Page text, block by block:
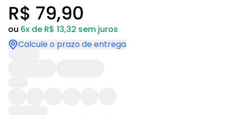
R$ 79,90
ou 6x de R$ 13,32 sem juros
Calcule o prazo de entrega